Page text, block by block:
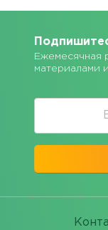
Ежемесячная
материалами